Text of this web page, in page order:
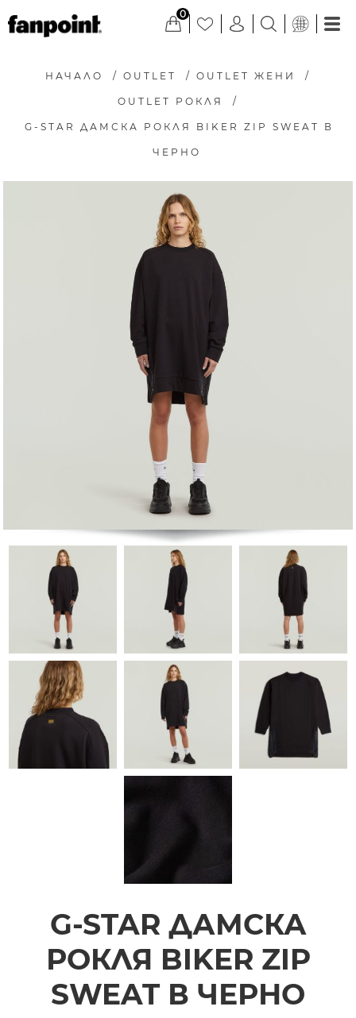
0
НАЧАЛО / OUTLET / OUTLET ЖЕНИ /
OUTLET РОКЛЯ /
G-STAR ДАМСКА РОКЛЯ BIKER ZIP SWEAT В
ЧЕРНО
G-STAR ДАМСКА
РОКЛЯ BIKER ZIP
SWEAT В ЧЕРНО